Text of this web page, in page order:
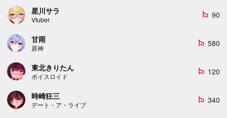
星川サラ
Vtuber
emoji_flags 90
甘雨
原神
emoji_flags 580
東北きりたん
ボイスロイド
emoji_flags 120
時崎狂三
デート・ア・ライブ
emoji_flags 340